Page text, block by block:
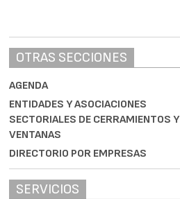
OTRAS SECCIONES
AGENDA
ENTIDADES Y ASOCIACIONES
SECTORIALES DE CERRAMIENTOS Y
VENTANAS
DIRECTORIO POR EMPRESAS
SERVICIOS